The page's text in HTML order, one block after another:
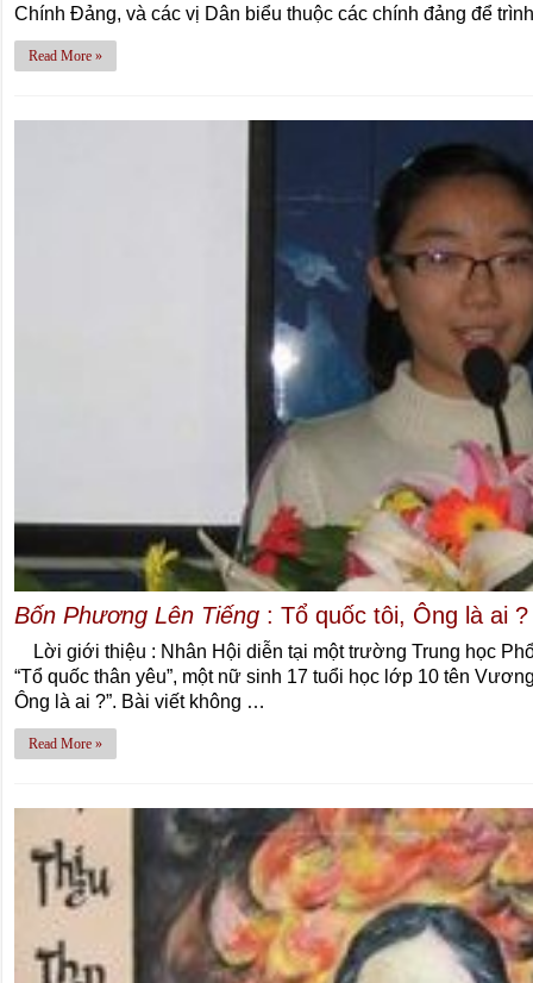
Chính Đảng, và các vị Dân biểu thuộc các chính đảng để
Read More »
Bốn Phương Lên Tiếng : Tổ quốc tôi, Ông là ai ?
Lời giới thiệu : Nhân Hội diễn tại một trường Trung học
“Tổ quốc thân yêu”, một nữ sinh 17 tuổi học lớp 10 tên
Ông là ai ?”. Bài viết không …
Read More »